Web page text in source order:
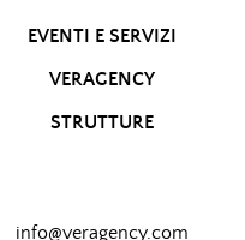
EVENTI E SERVIZI
VERAGENCY
STRUTTURE
info@veragency.com